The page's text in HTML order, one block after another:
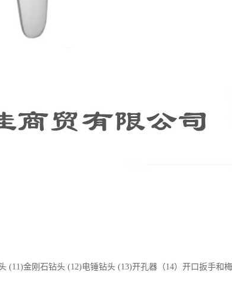
(11)金刚石钻头 (12)电锤钻头 (13)开孔器（14）开口扳手和